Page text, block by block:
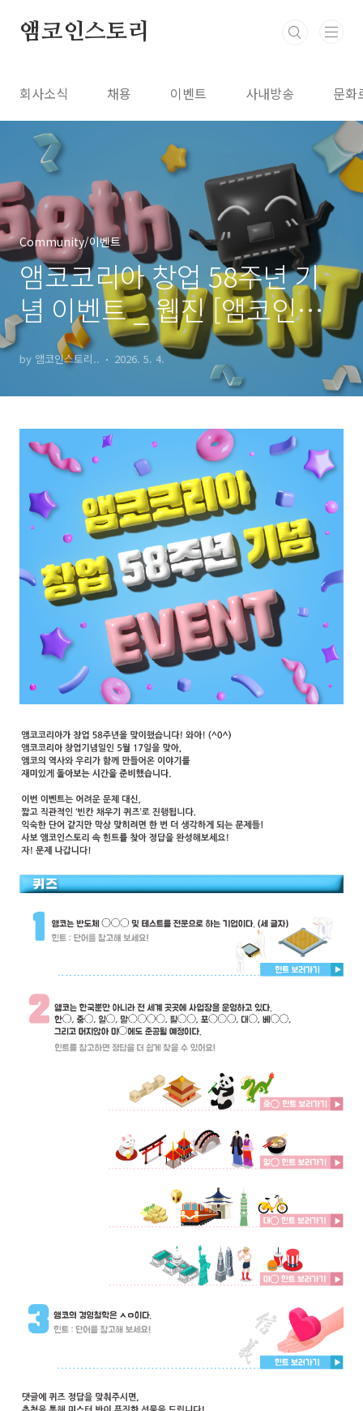
앰코인스토리
회사소식 채용 이벤트 사내방송 문화
Community/이벤트
앰코코리아 창업 58주년 기
념 이벤트 _ 웹진 [앰코인스
토리]
by 앰코인스토리.. 2026. 5. 4.